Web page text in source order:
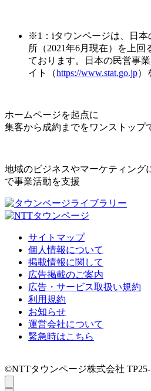
※1：iタウンページは、日本
所（2021年6月現在）を上
ております。日本の民営事
イト（https://www.stat.go.jp）
ホームページを起点に
集客から成約までをワンストップ
地域のビジネスやマーケティング
で事業活動を支援
サイトマップ
個人情報について
掲載情報に関して
広告掲載のご案内
広告・サービス取扱い規約
利用規約
お知らせ
運営会社について
緊急時はこちら
©NTTタウンページ株式会社 TP25-